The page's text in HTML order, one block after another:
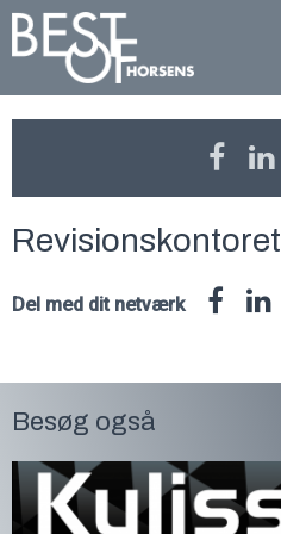
Revisionskontoret
Del med dit netværk
Besøg også